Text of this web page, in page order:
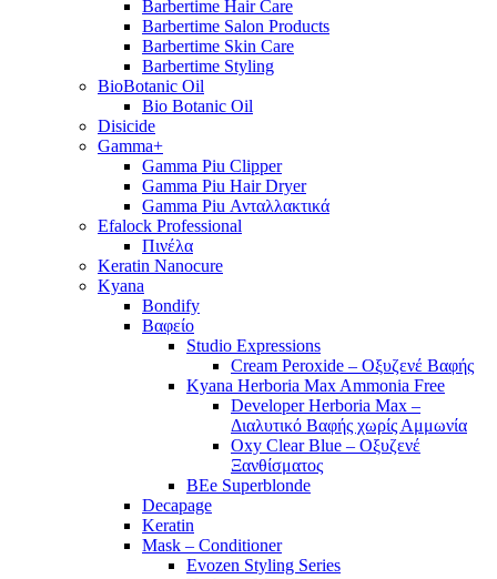
Barbertime Hair Care
Barbertime Salon Products
Barbertime Skin Care
Barbertime Styling
BioBotanic Oil
Bio Botanic Oil
Disicide
Gamma+
Gamma Piu Clipper
Gamma Piu Hair Dryer
Gamma Piu Ανταλλακτικά
Efalock Professional
Πινέλα
Keratin Nanocure
Kyana
Bondify
Βαφείο
Studio Expressions
Cream Peroxide – Οξυζενέ Βαφής
Kyana Herboria Max Ammonia Free
Developer Herboria Max –
Διαλυτικό Βαφής χωρίς Αμμωνία
Oxy Clear Blue – Οξυζενέ
Ξανθίσματος
BEe Superblonde
Decapage
Keratin
Mask – Conditioner
Evozen Styling Series